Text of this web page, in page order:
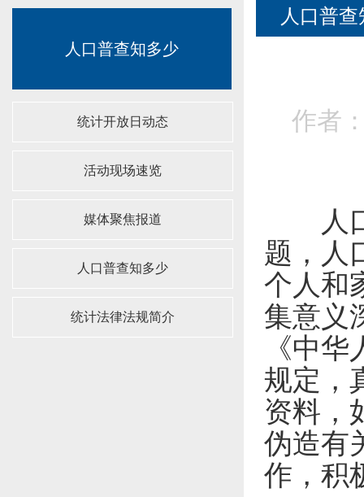
人口普查知多少
统计开放日动态
活动现场速览
媒体聚焦报道
人口普查知多少
统计法律法规简介
人口普
作者
人口
题，人
个人和
集意义
《中
规定，
资料，
伪造有
作，积